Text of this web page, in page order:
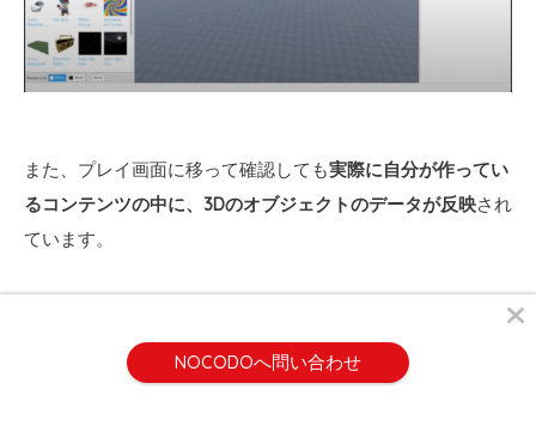
また、プレイ画面に移って確認しても実際に自分が作ってい
るコンテンツの中に、3Dのオブジェクトのデータが反映され
ています。
NOCODOへ問い合わせ